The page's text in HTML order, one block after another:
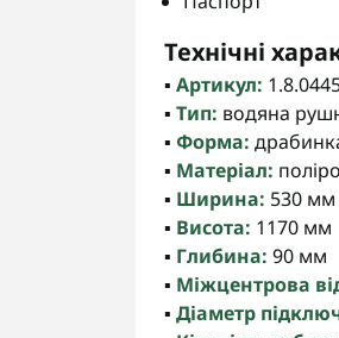
Технічні
▪️ Артикул:
▪️ Тип: водяна
▪️ Форма:
▪️ Матеріал:
▪️ Ширина: 530 мм
▪️ Висота: 1170 мм
▪️ Глибина: 90 мм
▪️ Міжцентрова
▪️ Діаметр